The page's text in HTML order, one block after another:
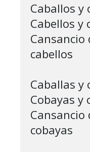
Caballos y
Cabellos y
Cansancio
cabellos
Caballas y
Cobayas y
Cansancio
cobayas